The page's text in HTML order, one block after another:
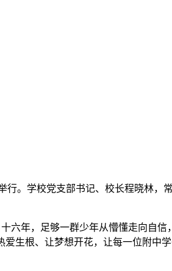
行。学校党支部书记、校长程晓林，
六年，足够一群少年从懵懂走向自信
生根、让梦想开花，让每一位附中